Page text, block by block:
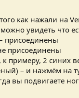
как нажали на
увидеть что
присоединены
присоединены
примеру, 2 синих
– и нажмём на ту
вы подвигаете